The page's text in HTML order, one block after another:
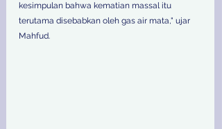
kesimpulan bahwa kematian massal itu
terutama disebabkan oleh gas air mata," ujar
Mahfud.